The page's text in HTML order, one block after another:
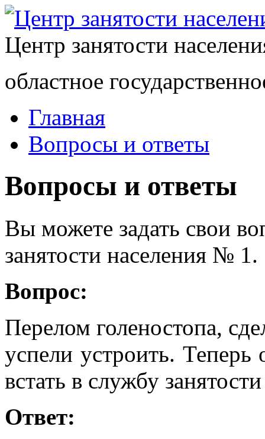
Центр занятости
областное
Главная
Вопросы и ответы
Вопросы и ответы
Вы можете задать свои
занятости населения № 1.
Вопрос:
Перелом голеностопа,
успели устроить.
встать в службу
Ответ: